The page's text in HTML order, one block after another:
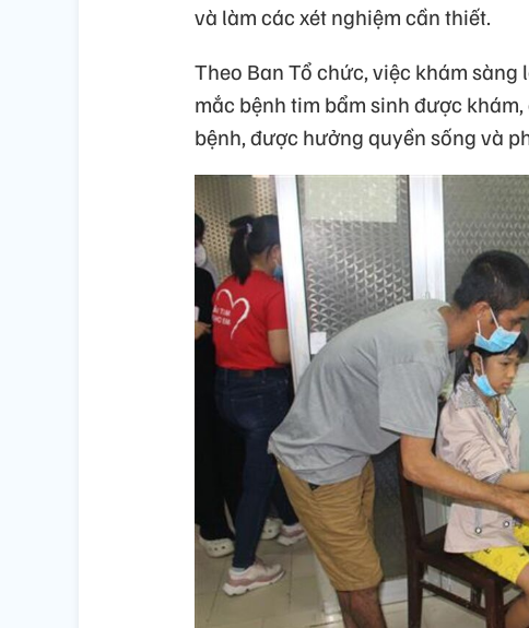
và làm các xét nghiệm cần thiết.
Theo Ban Tổ chức, việc khám
mắc bệnh tim bẩm sinh được
bệnh, được hưởng quyền sống và